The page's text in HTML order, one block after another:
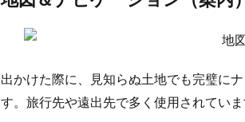
出かけた際に、見知らぬ土地でも完璧に
す。旅行先や遠出先で多く使用されていま